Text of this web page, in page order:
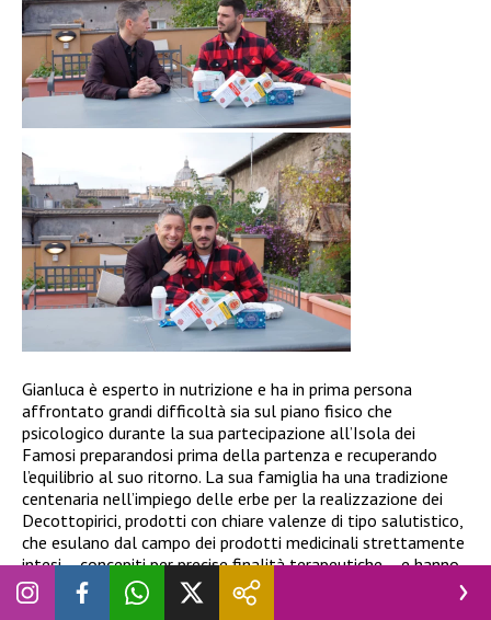
Gianluca è esperto in nutrizione e ha in prima persona
affrontato grandi difficoltà sia sul piano fisico che
psicologico durante la sua partecipazione all’Isola dei
Famosi preparandosi prima della partenza e recuperando
l’equilibrio al suo ritorno. La sua famiglia ha una tradizione
centenaria nell’impiego delle erbe per la realizzazione dei
Decottopirici, prodotti con chiare valenze di tipo salutistico,
che esulano dal campo dei prodotti medicinali strettamente
intesi – concepiti per precise finalità terapeutiche – e hanno
come obiettivo quello di migliorare lo stato nutrizionale,
ottimizzando le condizioni di benessere generale